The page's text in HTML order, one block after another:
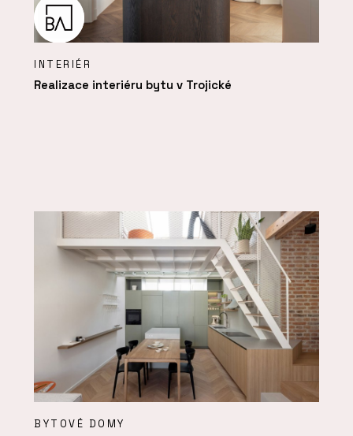
INTERIÉR
Realizace interiéru bytu v Trojické
BYTOVÉ DOMY